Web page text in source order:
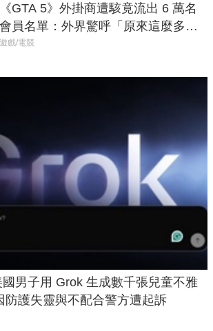
《GTA 5》外掛商遭駭竟流出 6 萬名
會員名單：外界驚呼「原來這麼多人
在開掛！」
遊戲/電競
男子用 Grok 生成數千張兒童不雅
防護失靈與不配合警方遭起訴